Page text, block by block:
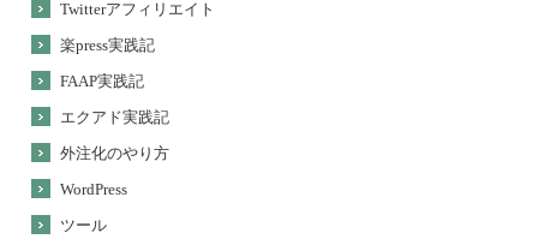
Twitterアフィリエイト
楽press実践記
FAAP実践記
エクアド実践記
外注化のやり方
WordPress
ツール